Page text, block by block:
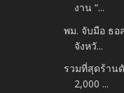
งาน “...
พม. จับมือ ธ
จังหวั...
รวมที่สุดร้าน
2,000 ...